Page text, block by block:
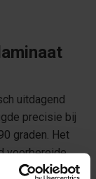
uitdagend
precisie bij
graden. Het
voorbereide